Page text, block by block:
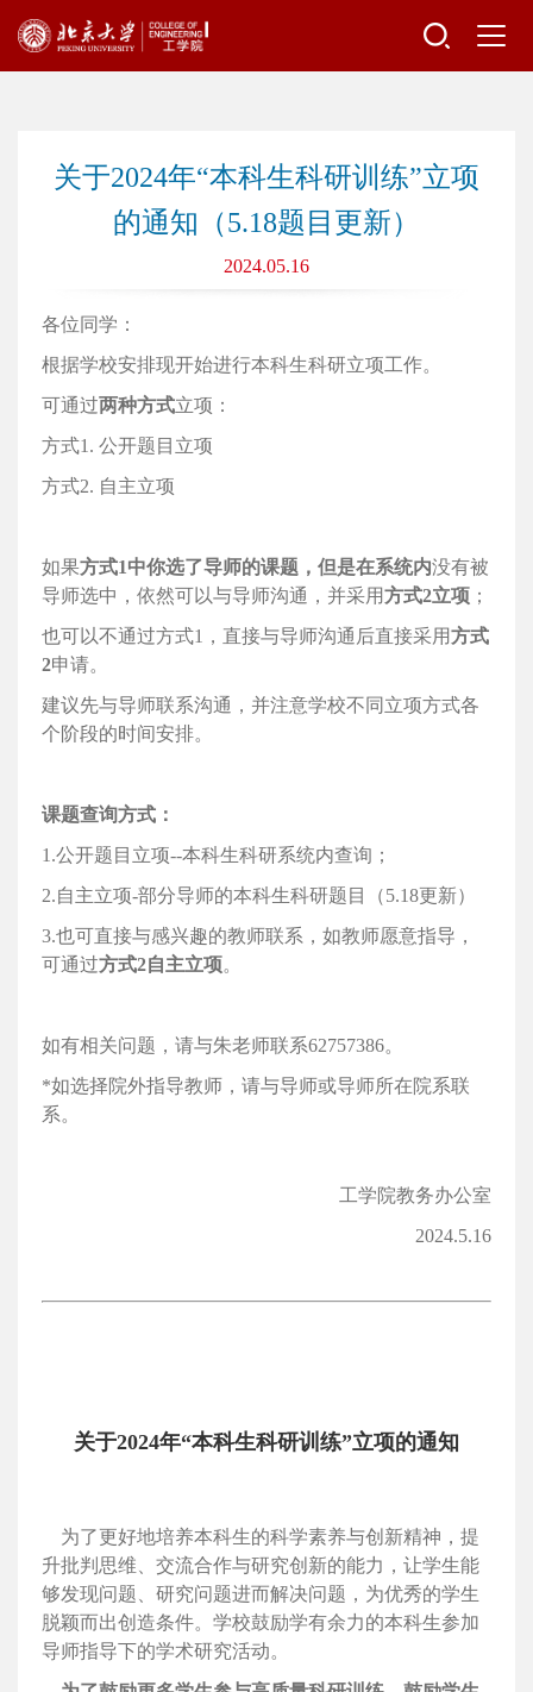
关于2024年“本科生科研训练”立项
的通知（5.18题目更新）
2024.05.16
各位同学：
根据学校安排现开始进行本科生科研立项工作。
可通过两种方式立项：
方式1. 公开题目立项
方式2. 自主立项
如果方式1中你选了导师的课题，但是在系统内没有被
导师选中，依然可以与导师沟通，并采用方式2立项 ；
也可以不通过方式1，直接与导师沟通后直接采用方式
2申请。
建议先与导师联系沟通，并注意学校不同立项方式各
个阶段的时间安排。
课题查询方式：
1.公开题目立项--本科生科研系统内查询；
2.自主立项-部分导师的本科生科研题目
（5.18更新）
3.也可直接与感兴趣的教师联系，如教师愿意指导，
可通过方式2自主立项。
如有相关问题，请与朱老师联系62757386。
*如选择院外指导教师，请与导师或导师所在院系联
系。
工学院教务办公室
2024.5.16
关于2024年“本科生科研训练”立项的通知
为了更好地培养本科生的科学素养与创新精神，提
升批判思维、交流合作与研究创新的能力，让学生能
够发现问题、研究问题进而解决问题，为优秀的学生
脱颖而出创造条件。学校鼓励学有余力的本科生参加
导师指导下的学术研究活动。